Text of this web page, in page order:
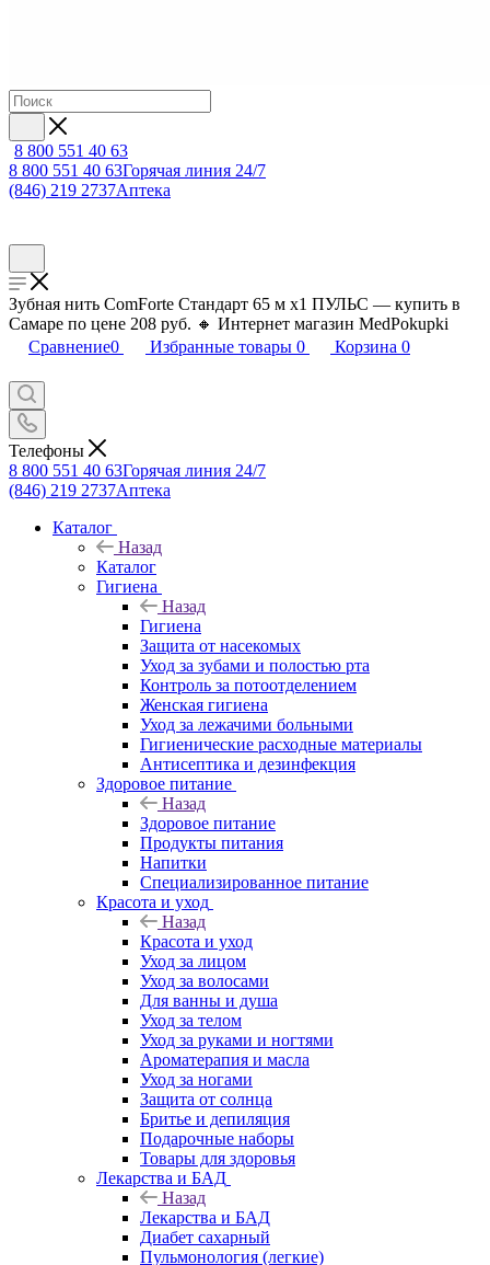
8 800 551 40 63
8 800 551 40 63Горячая линия 24/7
(846) 219 2737Аптека
Зубная нить ComForte Стандарт 65 м х1 ПУЛЬС — купить в
Самаре по цене 208 руб. 🔸 Интернет магазин MedPokupki
Сравнение0 Избранные товары 0 Корзина 0
Телефоны
8 800 551 40 63Горячая линия 24/7
(846) 219 2737Аптека
Каталог
Назад
Каталог
Гигиена
Назад
Гигиена
Защита от насекомых
Уход за зубами и полостью рта
Контроль за потоотделением
Женская гигиена
Уход за лежачими больными
Гигиенические расходные материалы
Антисептика и дезинфекция
Здоровое питание
Назад
Здоровое питание
Продукты питания
Напитки
Специализированное питание
Красота и уход
Назад
Красота и уход
Уход за лицом
Уход за волосами
Для ванны и душа
Уход за телом
Уход за руками и ногтями
Ароматерапия и масла
Уход за ногами
Защита от солнца
Бритье и депиляция
Подарочные наборы
Товары для здоровья
Лекарства и БАД
Назад
Лекарства и БАД
Диабет сахарный
Пульмонология (легкие)